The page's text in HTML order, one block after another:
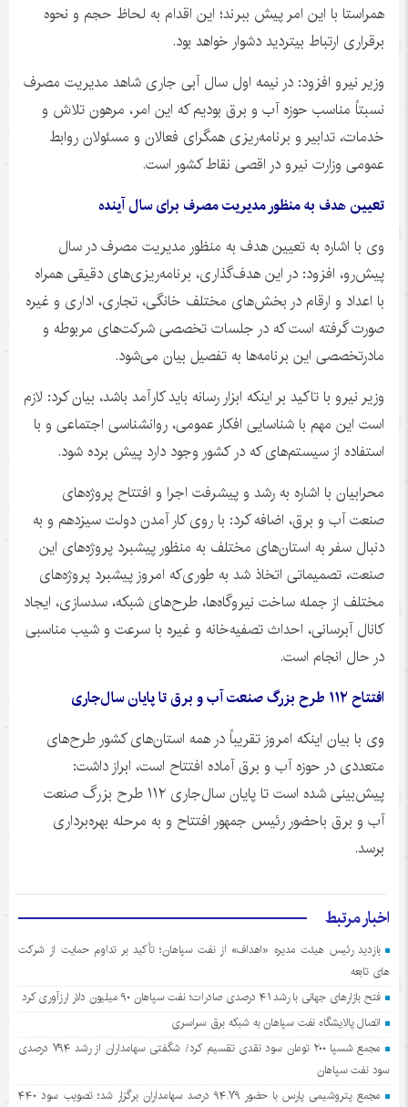
همراستا با این امر پیش ببرند؛ این اقدام به لحاظ حجم و نحوه
برقراری ارتباط بی‎تردید دشوار خواهد بود.
وزیر نیرو افزود: در نیمه اول سال آبی جاری شاهد مدیریت مصرف
نسبتاً مناسب حوزه آب و برق بودیم که این امر، مرهون تلاش و
خدمات، تدابیر و برنامه‌ریزی همگرای فعالان و مسئولان روابط
عمومی وزارت نیرو در اقصی نقاط کشور است.
تعیین هدف به منظور مدیریت مصرف برای سال آینده
وی با اشاره به تعیین هدف به منظور مدیریت مصرف در سال
پیش‌رو، افزود: در این هدف‌گذاری، برنامه‌ریزی‌های دقیقی همراه
با اعداد و ارقام در بخش‌های مختلف خانگی، تجاری، اداری و غیره
صورت گرفته است که در جلسات تخصصی شرکت‌های مربوطه و
مادرتخصصیاین برنامه‌ها به تفصیل بیان می‌شود.
وزیر نیرو با تاکید بر اینکه ابزار رسانه باید کارآمد باشد، بیان کرد: لازم
است این مهم با شناسایی افکار عمومی، روانشناسی اجتماعی و با
استفاده از سیستم‌های که در کشور وجود دارد پیش برده شود.
محرابیان با اشاره به رشد و پیشرفت اجرا و افتتاح پروژه‌های
صنعت آب و برق، اضافه کرد: با روی کار آمدن دولت سیزدهم و به
دنبال سفر به استان‌های مختلف به منظور پیشبرد پروژه‌های این
صنعت، تصمیماتی اتخاذ شد به طوری‌که امروز پیشبرد پروژه‌های
مختلف از جمله ساخت نیروگاه‌ها، طرح‌های شبکه، سدسازی، ایجاد
کانال آبرسانی، احداث تصفیه‌خانه و غیره با سرعت و شیب مناسبی
در حال انجام است.
افتتاح ۱۱۲ طرح بزرگ صنعت آب و برق تا پایان سال‌جاری
وی با بیان اینکه امروز تقریباً در همه استان‌های کشور طرح‌های
متعددی در حوزه آب و برق آماده افتتاح است، ابراز داشت:
پیش‌بینی شده است تا پایان سال‌جاری ۱۱۲ طرح بزرگ صنعت
آب و برق باحضور رئیس جمهور افتتاح و به مرحله بهره‌برداری
برسد.
اخبار مرتبط
بازدید رئیس هیئت مدیره «اهداف» از نفت سپاهان؛ تأکید بر تداوم حمایت از شرکت
های تابعه
فتح بازارهای جهانی با رشد ۴۱ درصدی صادرات؛ نفت سپاهان ۹۰ میلیون دلار ارزآوری کرد
اتصال پالایشگاه نفت سپاهان به شبکه برق سراسری
مجمع شسپا ۲۰۰ تومان سود نقدی تقسیم کرد/ شگفتی سهامداران از رشد ۷۹۴ درصدی
سود نفت سپاهان
مجمع پتروشیمی پارس با حضور ۹۴.۷۹ درصد سهامداران برگزار شد؛ تصویب سود ۴۴۰